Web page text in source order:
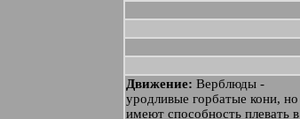
Движение: Верблюды -
уродливые горбатые кони, но
имеют способность плевать в